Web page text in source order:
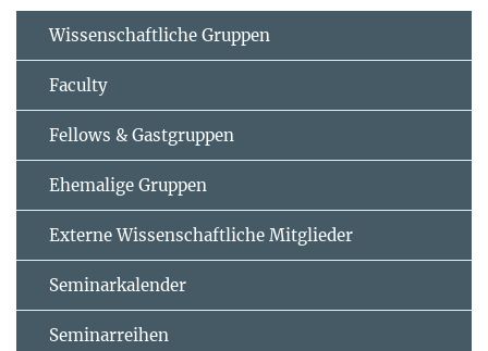
Wissenschaftliche Gruppen
Faculty
Fellows & Gastgruppen
Ehemalige Gruppen
Externe Wissenschaftliche Mitglieder
Seminarkalender
Seminarreihen